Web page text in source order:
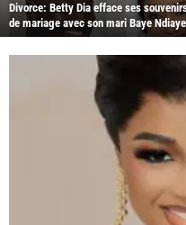
Divorce: Betty Dia efface ses
de mariage avec son mari Baye Ndiaye